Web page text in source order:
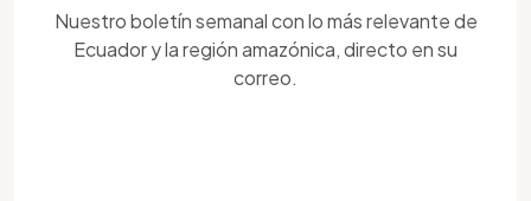
Nuestro boletín semanal con lo más relevante de
Ecuador y la región amazónica, directo en su
correo.